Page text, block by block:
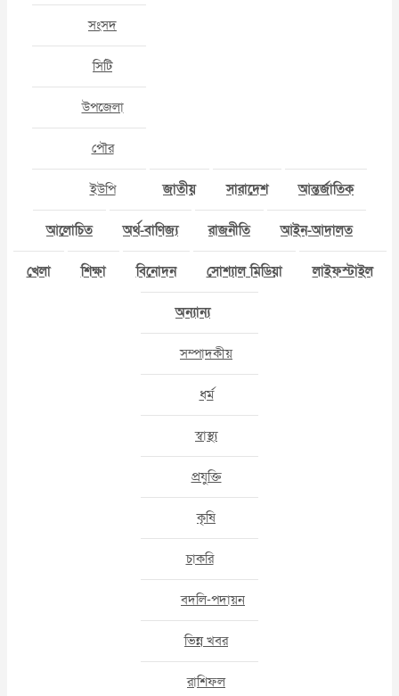
সংসদ
সিটি
উপজেলা
পৌর
ইউপি জাতীয় সারাদেশ আন্তর্জাতিক
আলোচিত অর্থ-বাণিজ্য রাজনীতি আইন-আদালত
খেলা শিক্ষা বিনোদন সোশ্যাল মিডিয়া লাইফস্টাইল
অন্যান্য
সম্পাদকীয়
ধর্ম
স্বাস্থ্য
প্রযুক্তি
কৃষি
চাকরি
বদলি-পদায়ন
ভিন্ন খবর
রাশিফল